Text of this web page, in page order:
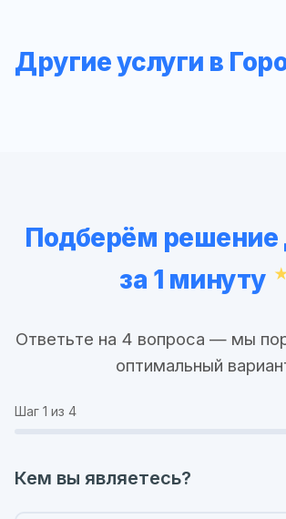
Другие услуги в
Подберём решение
за 1 минуту
Ответьте на 4 вопроса — мы
оптимальный
Шаг 1 из 4
Кем вы являетесь?